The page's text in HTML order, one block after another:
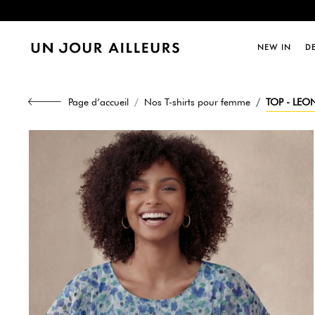
NEW IN
Page d’accueil Nos T-shirts pour femme TOP -